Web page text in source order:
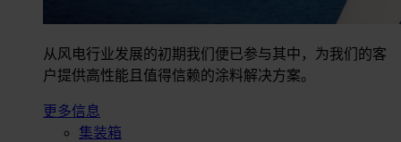
从风电行业发展的初期我们便已参与其中，为我们的客
户提供高性能且值得信赖的涂料解决方案。
更多信息
集装箱